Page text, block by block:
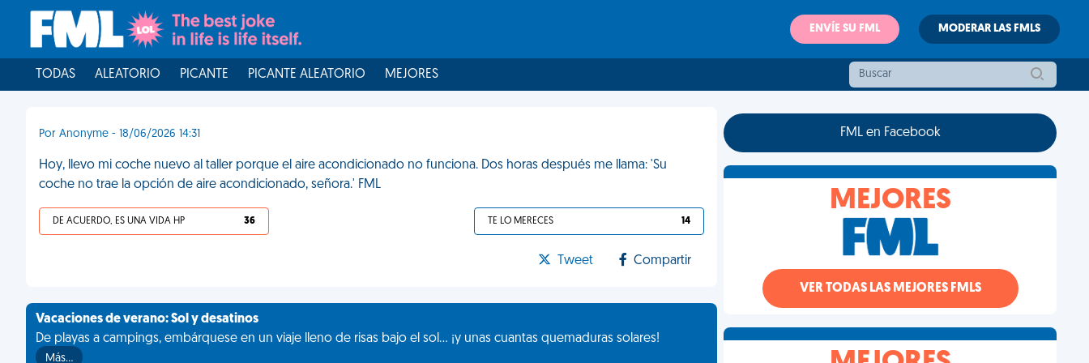
ENVÍE SU FML MODERAR LAS FMLS
TODAS ALEATORIO PICANTE PICANTE ALEATORIO MEJORES
Por Anonyme - 18/06/2026 14:31
Hoy, llevo mi coche nuevo al taller porque el aire acondicionado no funciona. Dos horas después me llama: 'Su
coche no trae la opción de aire acondicionado, señora.' FML
DE ACUERDO, ES UNA VIDA HP 36 TE LO MERECES 14
Tweet Compartir
Vacaciones de verano: Sol y desatinos
De playas a campings, embárquese en un viaje lleno de risas bajo el sol... ¡y unas cuantas quemaduras solares!
Más…
FML en Facebook
MEJORES
VER TODAS LAS MEJORES FMLS